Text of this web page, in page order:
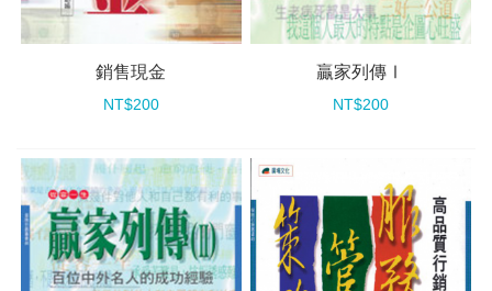
銷售現金
NT$200
贏家列傳Ⅰ
NT$200